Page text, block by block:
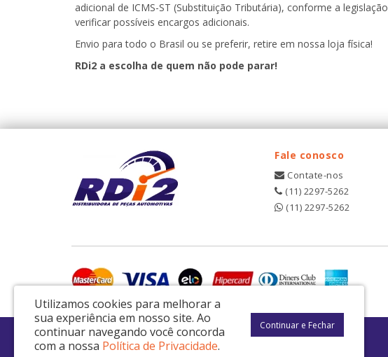
adicional de ICMS-ST (Substituição Tributária), conforme a
verificar possíveis encargos adicionais.
Envio para todo o Brasil ou se preferir, retire em nossa loja física!
RDi2 a escolha de quem não pode parar!
Fale conosco
Contate-nos
(11) 2297-5262
(11) 2297-5262
RDI2 Peças Automotivas Ltda - CNPJ: 14.423.428/0001-51
Av. Nordestina, 663 - São Miguel Paulista - São Paulo / SP - CEP: 08021-000
Utilizamos cookies para melhorar a
sua experiência em nosso site. Ao
continuar navegando você concorda
com a nossa Política de Privacidade.
Continuar e Fechar